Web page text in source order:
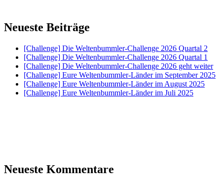
Neueste Beiträge
[Challenge] Die Weltenbummler-Challenge 2026 Quartal 2
[Challenge] Die Weltenbummler-Challenge 2026 Quartal 1
[Challenge] Die Weltenbummler-Challenge 2026 geht weiter
[Challenge] Eure Weltenbummler-Länder im September 2025
[Challenge] Eure Weltenbummler-Länder im August 2025
[Challenge] Eure Weltenbummler-Länder im Juli 2025
Neueste Kommentare